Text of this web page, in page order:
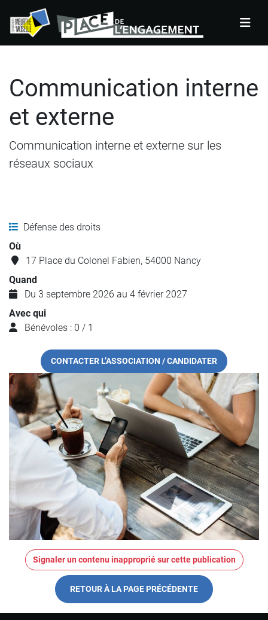
Communication interne
et externe
Communication interne et externe sur les
réseaux sociaux
Défense des droits
Où
17 Place du Colonel Fabien, 54000 Nancy
Quand
Du 3 septembre 2026 au 4 février 2027
Avec qui
Bénévoles : 0 / 1
CONTACTER L’ASSOCIATION / CANDIDATER
Signaler un contenu inapproprié sur cette publication
RETOUR À LA PAGE PRÉCÉDENTE
Panneau de gestion des cookies